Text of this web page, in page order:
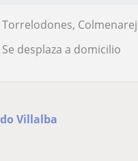
Torrelodones, Colmenarejo, Galapagar, Hoyo de Manzanares, Las
Se desplaza a domicilio
Villalba